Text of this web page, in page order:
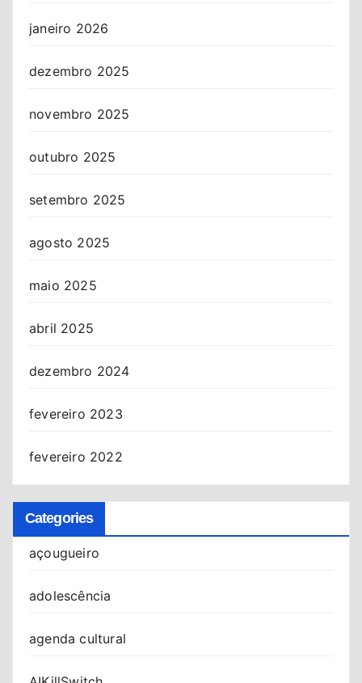
janeiro 2026
dezembro 2025
novembro 2025
outubro 2025
setembro 2025
agosto 2025
maio 2025
abril 2025
dezembro 2024
fevereiro 2023
fevereiro 2022
Categories
açougueiro
adolescência
agenda cultural